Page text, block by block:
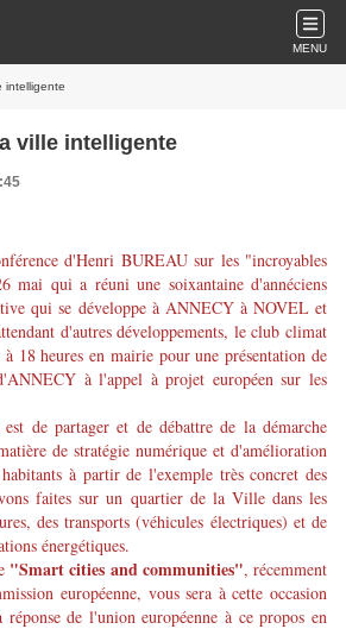
MENU
intelligente
ville intelligente
d'Henri BUREAU sur les "incroyables
mai qui a réuni une soixantaine d'annéciens
qui se développe à ANNECY à NOVEL et
d'autres développements, le club climat
à 18 heures en mairie pour une présentation de
à l'appel à projet européen sur les
de partager et de débattre de la démarche
de stratégie numérique et d'amélioration
à partir de l'exemple très concret des
faites sur un quartier de la Ville dans les
des transports (véhicules électriques) et de
énergétiques.
"Smart cities and communities", récemment
européenne, vous sera à cette occasion
réponse de l'union européenne à ce propos en